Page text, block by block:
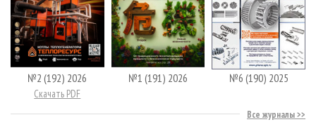
№2 (192) 2026
Скачать PDF
№1 (191) 2026 №6 (190) 2025
Все журналы